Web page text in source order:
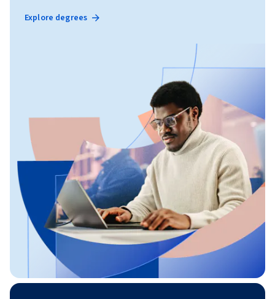
Explore degrees